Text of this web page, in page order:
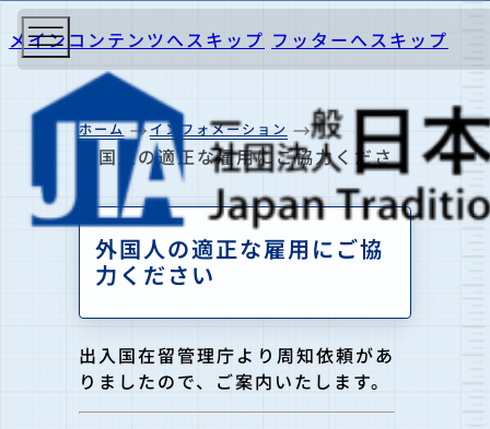
メインコンテンツへスキップ フッターへスキップ
ホーム インフォメーション
外国人の適正な雇用にご協力くださ
外国人の適正な雇用にご協
力ください
出入国在留管理庁より周知依頼があ
りましたので、ご案内いたします。